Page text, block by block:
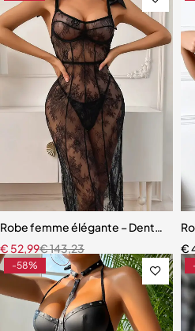
Robe femme élégante – Dentelle
€143,23
€ 52,99
€
-58%